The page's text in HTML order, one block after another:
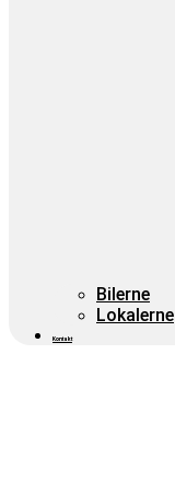
Bilerne
Lokalerne
Kontakt